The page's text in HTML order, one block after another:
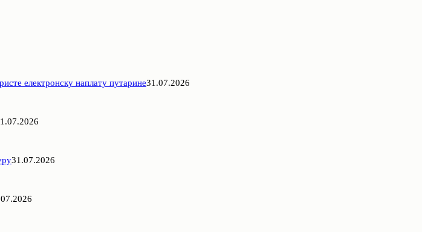
електронску наплату путарине31.07.2026
31.07.2026